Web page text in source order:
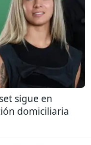
sigue en
domiciliaria